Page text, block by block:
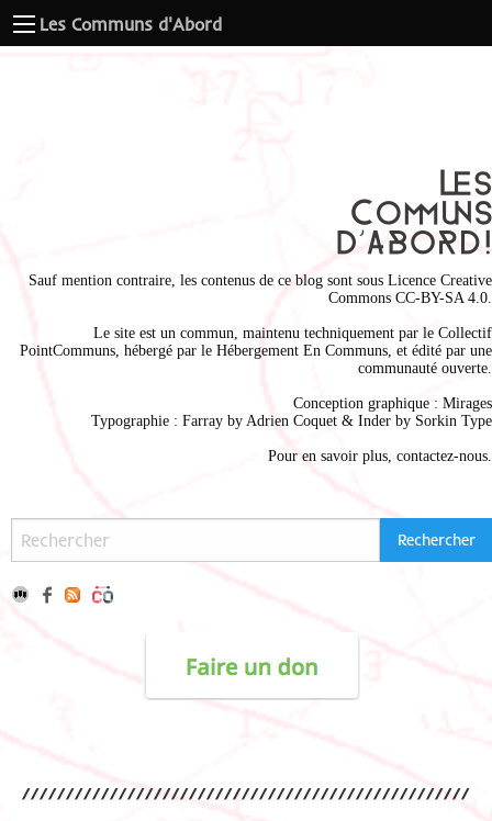
Les Communs d'Abord
Sauf mention contraire, les contenus de ce blog sont sous Licence Creative
Commons CC-BY-SA 4.0
Le site est un commun, maintenu techniquement par le Collectif
PointCommuns , hébergé par le Hébergement En Communs , et édité par une
communauté ouverte.
Conception graphique : Mirages
Typographie : Farray by Adrien Coquet & Inder by Sorkin Type
Pour en savoir plus, contactez-nous